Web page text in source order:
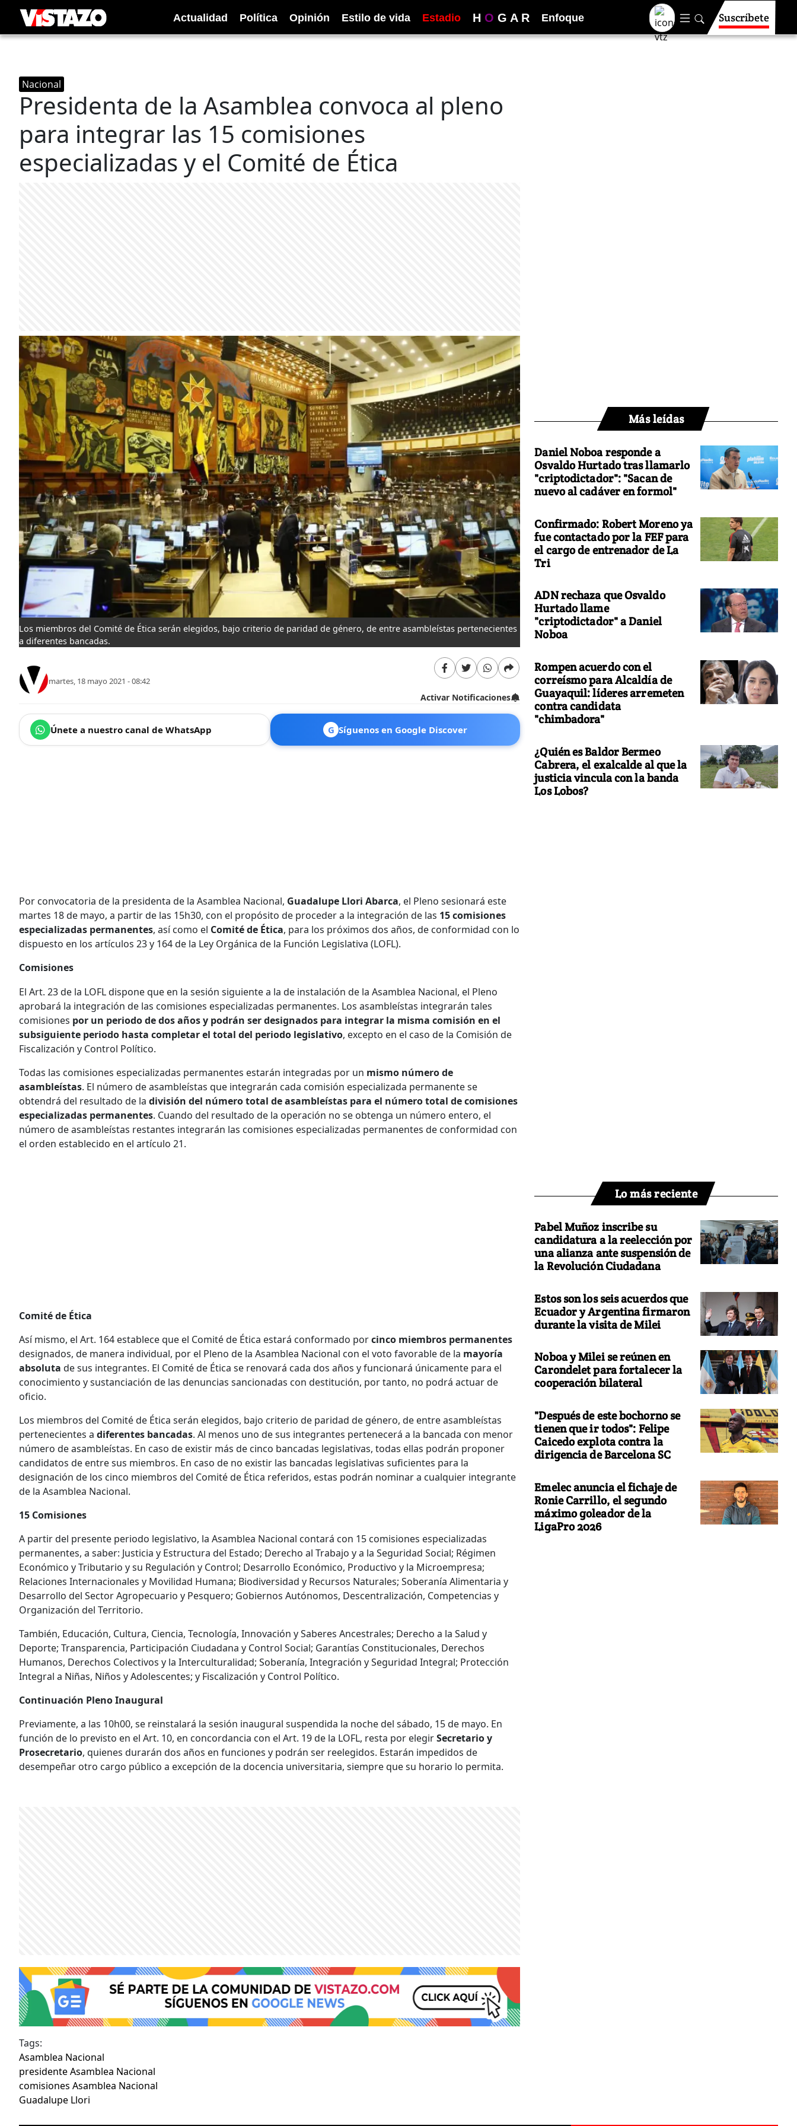
Actualidad Política Opinión Estilo de vida Estadio H O G A R Enfoque Suscríbete
Nacional
Presidenta de la Asamblea convoca al pleno
para integrar las 15 comisiones
especializadas y el Comité de Ética
Los miembros del Comité de Ética serán elegidos, bajo criterio de paridad de género, de entre asambleístas pertenecientes
a diferentes bancadas.
martes, 18 mayo 2021 - 08:42
Activar Notificaciones
Únete a nuestro canal de WhatsApp G Síguenos en Google Discover
Por convocatoria de la presidenta de la Asamblea Nacional, Guadalupe Llori Abarca, el Pleno sesionará este
martes 18 de mayo, a partir de las 15h30, con el propósito de proceder a la integración de las 15 comisiones
especializadas permanentes, así como el Comité de Ética, para los próximos dos años, de conformidad con lo
dispuesto en los artículos 23 y 164 de la Ley Orgánica de la Función Legislativa (LOFL).
Comisiones
El Art. 23 de la LOFL dispone que en la sesión siguiente a la de instalación de la Asamblea Nacional, el Pleno
aprobará la integración de las comisiones especializadas permanentes. Los asambleístas integrarán tales
comisiones por un periodo de dos años y podrán ser designados para integrar la misma comisión en el
subsiguiente periodo hasta completar el total del periodo legislativo, excepto en el caso de la Comisión de
Fiscalización y Control Político.
Todas las comisiones especializadas permanentes estarán integradas por un mismo número de
asambleístas. El número de asambleístas que integrarán cada comisión especializada permanente se
obtendrá del resultado de la división del número total de asambleístas para el número total de comisiones
especializadas permanentes. Cuando del resultado de la operación no se obtenga un número entero, el
número de asambleístas restantes integrarán las comisiones especializadas permanentes de conformidad con
el orden establecido en el artículo 21.
Comité de Ética
Así mismo, el Art. 164 establece que el Comité de Ética estará conformado porcinco miembros permanentes
designados, de manera individual, por el Pleno de la Asamblea Nacional con el voto favorable de la mayoría
absoluta de sus integrantes. El Comité de Ética se renovará cada dos años y funcionará únicamente para el
conocimiento y sustanciación de las denuncias sancionadas con destitución, por tanto, no podrá actuar de
oficio.
Los miembros del Comité de Ética serán elegidos, bajo criterio de paridad de género, de entre asambleístas
pertenecientes a diferentes bancadas. Al menos uno de sus integrantes pertenecerá a la bancada con menor
número de asambleístas. En caso de existir más de cinco bancadas legislativas, todas ellas podrán proponer
candidatos de entre sus miembros. En caso de no existir las bancadas legislativas suficientes para la
designación de los cinco miembros del Comité de Ética referidos, estas podrán nominar a cualquier integrante
de la Asamblea Nacional.
15 Comisiones
A partir del presente periodo legislativo, la Asamblea Nacional contará con 15 comisiones especializadas
permanentes, a saber: Justicia y Estructura del Estado; Derecho al Trabajo y a la Seguridad Social; Régimen
Económico y Tributario y su Regulación y Control; Desarrollo Económico, Productivo y la Microempresa;
Relaciones Internacionales y Movilidad Humana; Biodiversidad y Recursos Naturales; Soberanía Alimentaria y
Desarrollo del Sector Agropecuario y Pesquero; Gobiernos Autónomos, Descentralización, Competencias y
Organización del Territorio.
También, Educación, Cultura, Ciencia, Tecnología, Innovación y Saberes Ancestrales; Derecho a la Salud y
Deporte; Transparencia, Participación Ciudadana y Control Social; Garantías Constitucionales, Derechos
Humanos, Derechos Colectivos y la Interculturalidad; Soberanía, Integración y Seguridad Integral; Protección
Integral a Niñas, Niños y Adolescentes; y Fiscalización y Control Político.
Continuación Pleno Inaugural
Previamente, a las 10h00, se reinstalará la sesión inaugural suspendida la noche del sábado, 15 de mayo. En
función de lo previsto en el Art. 10, en concordancia con el Art. 19 de la LOFL, resta por elegirSecretario y
Prosecretario, quienes durarán dos años en funciones y podrán ser reelegidos. Estarán impedidos de
desempeñar otro cargo público a excepción de la docencia universitaria, siempre que su horario lo permita.
Tags:
Asamblea Nacional
presidente Asamblea Nacional
comisiones Asamblea Nacional
Guadalupe Llori
Más leídas
Daniel Noboa responde a
Osvaldo Hurtado tras llamarlo
"criptodictador": "Sacan de
nuevo al cadáver en formol"
Confirmado: Robert Moreno ya
fue contactado por la FEF para
el cargo de entrenador de La
Tri
ADN rechaza que Osvaldo
Hurtado llame
"criptodictador" a Daniel
Noboa
Rompen acuerdo con el
correísmo para Alcaldía de
Guayaquil: líderes arremeten
contra candidata
"chimbadora"
¿Quién es Baldor Bermeo
Cabrera, el exalcalde al que la
justicia vincula con la banda
Los Lobos?
Lo más reciente
Pabel Muñoz inscribe su
candidatura a la reelección por
una alianza ante suspensión de
la Revolución Ciudadana
Estos son los seis acuerdos que
Ecuador y Argentina firmaron
durante la visita de Milei
Noboa y Milei se reúnen en
Carondelet para fortalecer la
cooperación bilateral
"Después de este bochorno se
tienen que ir todos": Felipe
Caicedo explota contra la
dirigencia de Barcelona SC
Emelec anuncia el fichaje de
Ronie Carrillo, el segundo
máximo goleador de la
LigaPro 2026